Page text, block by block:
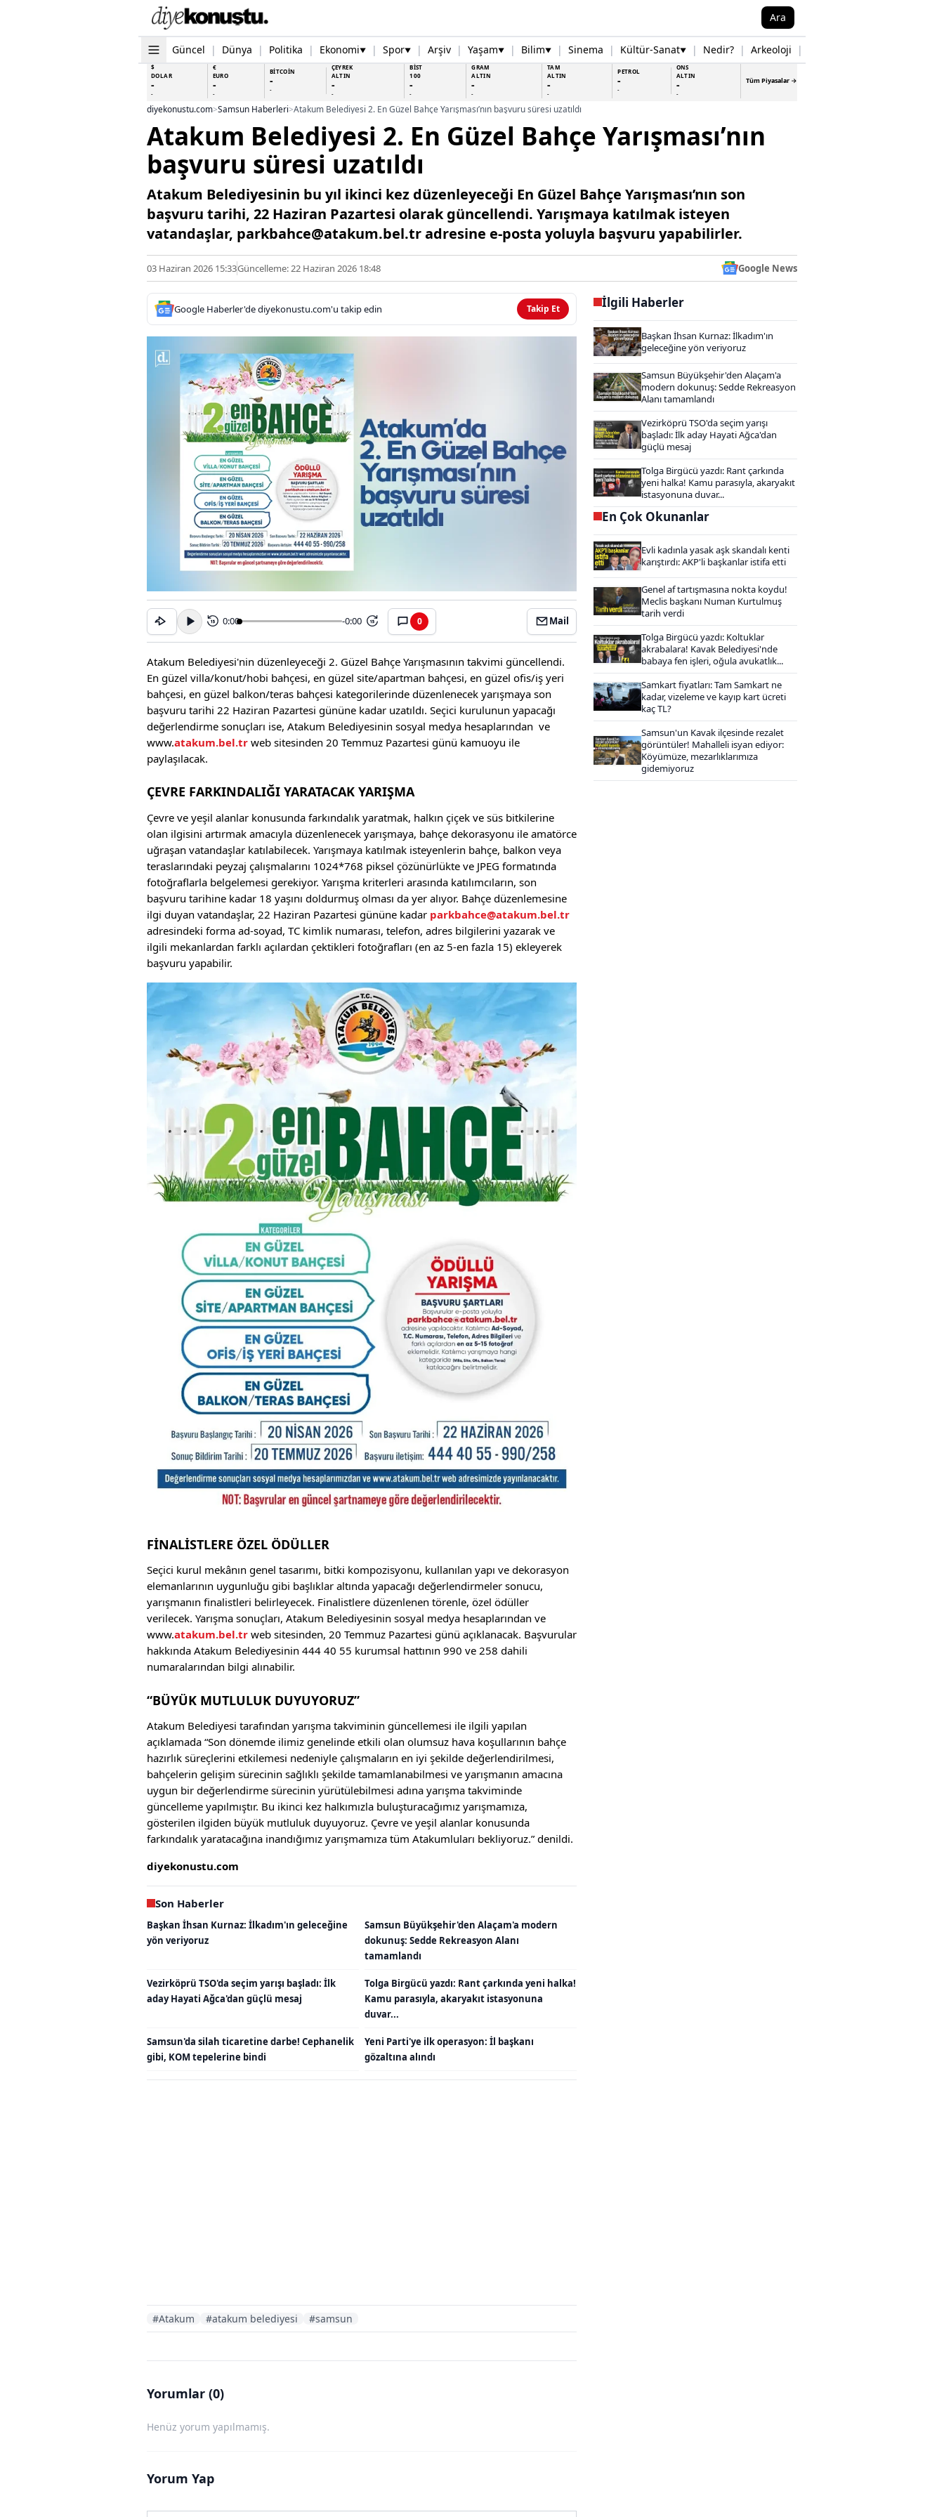
Ara
Güncel | Dünya | Politika | Ekonomi▼ | Spor▼ | Arşiv | Yaşam▼ | Bilim▼ | Sinema | Kültür-Sanat▼ | Nedir? | Arkeoloji |
$
DOLAR
-
-
€
EURO
-
-
BİTCOİN
-
-
ÇEYREK
ALTIN
-
-
BİST
100
-
-
GRAM
ALTIN
-
-
TAM
ALTIN
-
-
PETROL
-
-
ONS
ALTIN
-
-
Tüm Piyasalar →
diyekonustu.com>Samsun Haberleri>Atakum Belediyesi 2. En Güzel Bahçe Yarışması’nın başvuru süresi uzatıldı
Atakum Belediyesi 2. En Güzel Bahçe Yarışması’nın
başvuru süresi uzatıldı
Atakum Belediyesinin bu yıl ikinci kez düzenleyeceği En Güzel Bahçe Yarışması’nın son
başvuru tarihi, 22 Haziran Pazartesi olarak güncellendi. Yarışmaya katılmak isteyen
vatandaşlar, parkbahce@atakum.bel.tr adresine e-posta yoluyla başvuru yapabilirler.
03 Haziran 2026 15:33Güncelleme: 22 Haziran 2026 18:48 Google News
Google Haberler'de diyekonustu.com'u takip edin Takip Et
15 0:00 -0:00 15 0 Mail
Atakum Belediyesi'nin düzenleyeceği 2. Güzel Bahçe Yarışmasının takvimi güncellendi.
En güzel villa/konut/hobi bahçesi, en güzel site/apartman bahçesi, en güzel ofis/iş yeri
bahçesi, en güzel balkon/teras bahçesi kategorilerinde düzenlenecek yarışmaya son
başvuru tarihi 22 Haziran Pazartesi gününe kadar uzatıldı. Seçici kurulunun yapacağı
değerlendirme sonuçları ise, Atakum Belediyesinin sosyal medya hesaplarından ve
www.atakum.bel.tr web sitesinden 20 Temmuz Pazartesi günü kamuoyu ile
paylaşılacak.
ÇEVRE FARKINDALIĞI YARATACAK YARIŞMA
Çevre ve yeşil alanlar konusunda farkındalık yaratmak, halkın çiçek ve süs bitkilerine
olan ilgisini artırmak amacıyla düzenlenecek yarışmaya, bahçe dekorasyonu ile amatörce
uğraşan vatandaşlar katılabilecek. Yarışmaya katılmak isteyenlerin bahçe, balkon veya
teraslarındaki peyzaj çalışmalarını 1024*768 piksel çözünürlükte ve JPEG formatında
fotoğraflarla belgelemesi gerekiyor. Yarışma kriterleri arasında katılımcıların, son
başvuru tarihine kadar 18 yaşını doldurmuş olması da yer alıyor. Bahçe düzenlemesine
ilgi duyan vatandaşlar, 22 Haziran Pazartesi gününe kadar parkbahce@atakum.bel.tr
adresindeki forma ad-soyad, TC kimlik numarası, telefon, adres bilgilerini yazarak ve
ilgili mekanlardan farklı açılardan çektikleri fotoğrafları (en az 5-en fazla 15) ekleyerek
başvuru yapabilir.
FİNALİSTLERE ÖZEL ÖDÜLLER
Seçici kurul mekânın genel tasarımı, bitki kompozisyonu, kullanılan yapı ve dekorasyon
elemanlarının uygunluğu gibi başlıklar altında yapacağı değerlendirmeler sonucu,
yarışmanın finalistleri belirleyecek. Finalistlere düzenlenen törenle, özel ödüller
verilecek. Yarışma sonuçları, Atakum Belediyesinin sosyal medya hesaplarından ve
www.atakum.bel.tr web sitesinden, 20 Temmuz Pazartesi günü açıklanacak. Başvurular
hakkında Atakum Belediyesinin 444 40 55 kurumsal hattının 990 ve 258 dahili
numaralarından bilgi alınabilir.
“BÜYÜK MUTLULUK DUYUYORUZ”
Atakum Belediyesi tarafından yarışma takviminin güncellemesi ile ilgili yapılan
açıklamada “Son dönemde ilimiz genelinde etkili olan olumsuz hava koşullarının bahçe
hazırlık süreçlerini etkilemesi nedeniyle çalışmaların en iyi şekilde değerlendirilmesi,
bahçelerin gelişim sürecinin sağlıklı şekilde tamamlanabilmesi ve yarışmanın amacına
uygun bir değerlendirme sürecinin yürütülebilmesi adına yarışma takviminde
güncelleme yapılmıştır. Bu ikinci kez halkımızla buluşturacağımız yarışmamıza,
gösterilen ilgiden büyük mutluluk duyuyoruz. Çevre ve yeşil alanlar konusunda
farkındalık yaratacağına inandığımız yarışmamıza tüm Atakumluları bekliyoruz.” denildi.
diyekonustu.com
Son Haberler
Başkan İhsan Kurnaz: İlkadım'ın geleceğine
yön veriyoruz
Samsun Büyükşehir'den Alaçam'a modern
dokunuş: Sedde Rekreasyon Alanı
tamamlandı
Vezirköprü TSO'da seçim yarışı başladı: İlk
aday Hayati Ağca'dan güçlü mesaj
Tolga Birgücü yazdı: Rant çarkında yeni halka!
Kamu parasıyla, akaryakıt istasyonuna
duvar...
Samsun'da silah ticaretine darbe! Cephanelik
gibi, KOM tepelerine bindi
Yeni Parti'ye ilk operasyon: İl başkanı
gözaltına alındı
#Atakum #atakum belediyesi #samsun
Yorumlar (0)
Henüz yorum yapılmamış.
Yorum Yap
İlgili Haberler
Başkan İhsan Kurnaz: İlkadım'ın
geleceğine yön veriyoruz
Samsun Büyükşehir'den Alaçam'a
modern dokunuş: Sedde Rekreasyon
Alanı tamamlandı
Vezirköprü TSO'da seçim yarışı
başladı: İlk aday Hayati Ağca'dan
güçlü mesaj
Tolga Birgücü yazdı: Rant çarkında
yeni halka! Kamu parasıyla, akaryakıt
istasyonuna duvar...
En Çok Okunanlar
Evli kadınla yasak aşk skandalı kenti
karıştırdı: AKP'li başkanlar istifa etti
Genel af tartışmasına nokta koydu!
Meclis başkanı Numan Kurtulmuş
tarih verdi
Tolga Birgücü yazdı: Koltuklar
akrabalara! Kavak Belediyesi'nde
babaya fen işleri, oğula avukatlık...
Samkart fiyatları: Tam Samkart ne
kadar, vizeleme ve kayıp kart ücreti
kaç TL?
Samsun'un Kavak ilçesinde rezalet
görüntüler! Mahalleli isyan ediyor:
Köyümüze, mezarlıklarımıza
gidemiyoruz